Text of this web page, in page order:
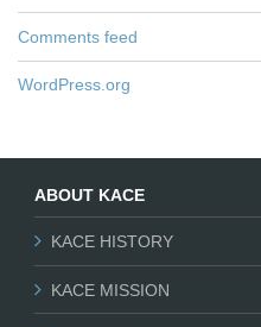
Comments feed
WordPress.org
ABOUT KACE
KACE HISTORY
KACE MISSION